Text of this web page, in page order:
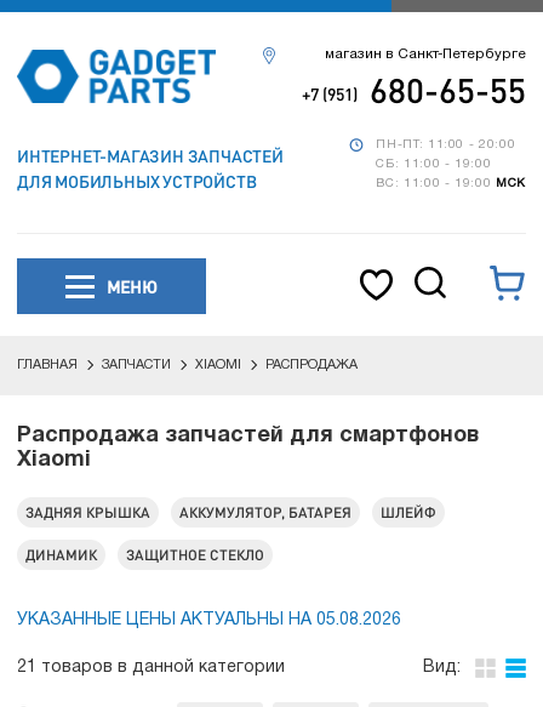
ИНТЕРНЕТ-МАГАЗИН ЗАПЧАСТЕЙ
ДЛЯ МОБИЛЬНЫХ УСТРОЙСТВ
ПН-ПТ: 11:00 - 20:00
СБ: 11:00 - 19:00
ВС: 11:00 - 19:00
МСК
магазин в Санкт-Петербурге
+7 (951) 680-65-55
МЕНЮ
ГЛАВНАЯ ЗАПЧАСТИ XIAOMI РАСПРОДАЖА
Распродажа запчастей для смартфонов
Xiaomi
ЗАДНЯЯ КРЫШКА АККУМУЛЯТОР, БАТАРЕЯ ШЛЕЙФ
ДИНАМИК ЗАЩИТНОЕ СТЕКЛО
УКАЗАННЫЕ ЦЕНЫ АКТУАЛЬНЫ НА 05.08.2026
21 товаров в данной категории Вид: